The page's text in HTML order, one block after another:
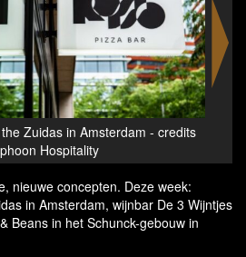
the Zuidas in Amsterdam - credits
Hospitality
nieuwe concepten. Deze week:
in Amsterdam, wijnbar De 3 Wijntjes
Beans in het Schunck-gebouw in